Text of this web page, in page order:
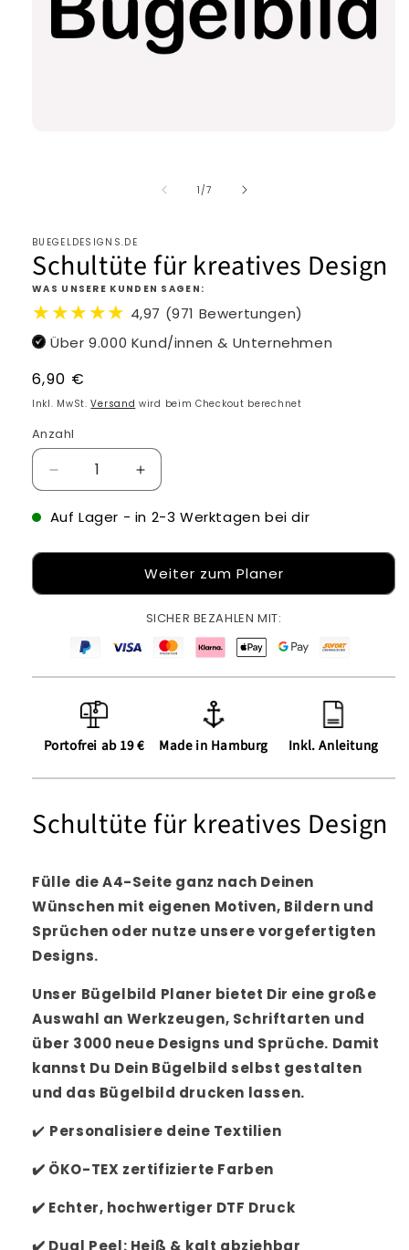
1 /von
7
BUEGELDESIGNS.DE
Schultüte für kreatives Design
WAS UNSERE KUNDEN SAGEN:
★★★★★ 4,97 (971 Bewertungen)
Über 9.000 Kund/innen & Unternehmen
Normaler
Preis
6,90 €
Inkl. MwSt.Versand wird beim Checkout berechnet
Anzahl
Verringere
die
Menge
Schultüte
kreatives
Erhöhe
die
Menge
Schultüte
für
kreatives
Design
Auf Lager - in 2-3 Werktagen bei dir
Weiter zum Planer
SICHER BEZAHLEN MIT:
Portofrei ab 19 € Made in Hamburg Inkl. Anleitung
Schultüte für kreatives Design
Fülle die A4-Seite ganz nach Deinen
Wünschen mit eigenen Motiven, Bildern und
Sprüchen oder nutze unsere vorgefertigten
Designs.
Unser Bügelbild Planer bietet Dir eine große
Auswahl an Werkzeugen, Schriftarten und
über 3000 neue Designs und Sprüche. Damit
kannst Du Dein Bügelbild selbst gestalten
und das Bügelbild drucken lassen.
✔️ Personalisiere deine Textilien
✔️ ÖKO-TEX zertifizierte Farben
✔️ Echter, hochwertiger DTF Druck
✔️ Dual Peel: Heiß & kalt abziehbar